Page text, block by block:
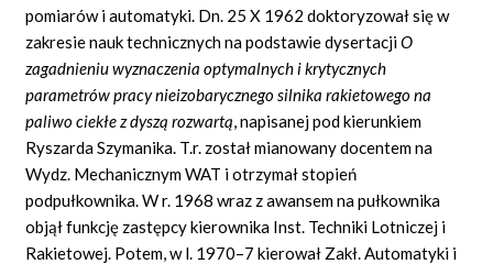
pomiarów i automatyki. Dn. 25 X 1962 doktoryzował się w
zakresie nauk technicznych na podstawie dysertacjiO
zagadnieniu wyznaczenia optymalnych i krytycznych
parametrów pracy nieizobarycznego silnika rakietowego na
paliwo ciekłe z dyszą rozwartą,napisanej pod kierunkiem
Ryszarda Szymanika. T.r. został mianowany docentem na
Wydz. Mechanicznym WAT i otrzymał stopień
podpułkownika. W r. 1968 wraz z awansem na pułkownika
objął funkcję zastępcy kierownika Inst. Techniki Lotniczej i
Rakietowej. Potem, w l. 1970–7 kierował Zakł. Automatyki i